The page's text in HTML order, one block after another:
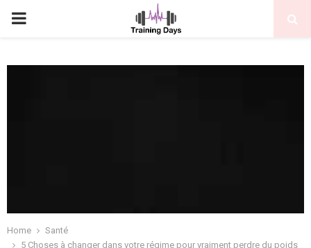
PRIMARY
Home
Santé
5 Choses à changer dans votre régime pour vraiment perdre du poids